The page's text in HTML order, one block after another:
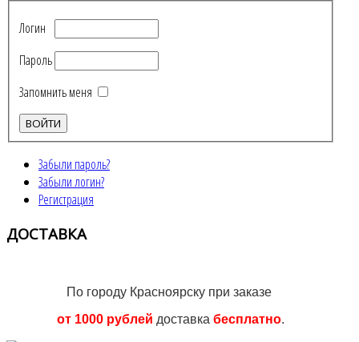
Логин
Пароль
Запомнить меня
Забыли пароль?
Забыли логин?
Регистрация
ДОСТАВКА
По городу Красноярску при заказе
от 1000 рублей доставкабесплатно.